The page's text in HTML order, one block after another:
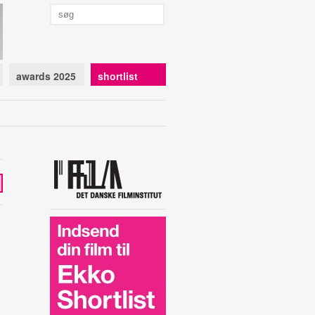
awards 2025 shortlist